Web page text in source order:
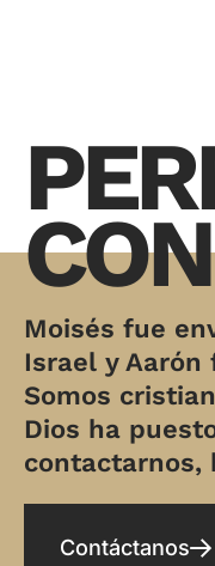
Moisés fue
Israel y Aarón
Somos
Dios ha
contactarnos,
Contáctanos